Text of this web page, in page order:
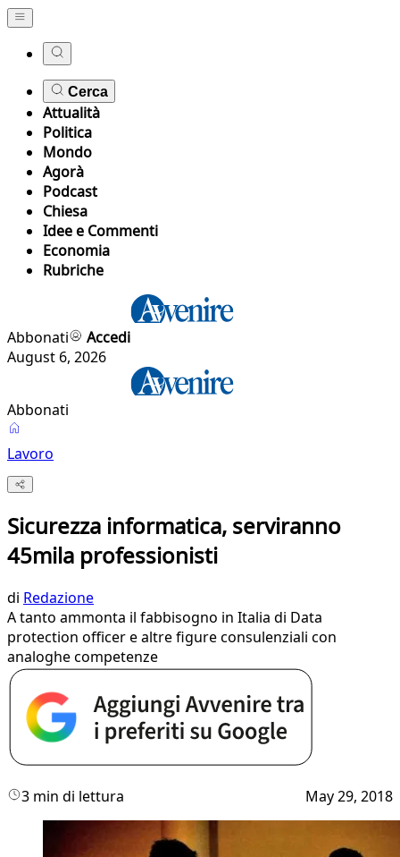
Cerca
Attualità
Politica
Mondo
Agorà
Podcast
Chiesa
Idee e Commenti
Economia
Rubriche
Abbonati
Accedi
August 6, 2026
Abbonati
Lavoro
Sicurezza informatica, serviranno
45mila professionisti
di Redazione
A tanto ammonta il fabbisogno in Italia di Data
protection officer e altre figure consulenziali con
analoghe competenze
3 min di lettura May 29, 2018